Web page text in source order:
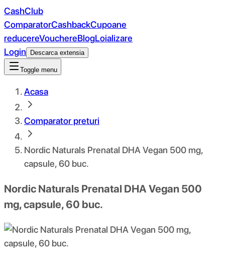
CashClub
ComparatorCashbackCupoane
reducereVouchereBlogLoializare
Login
Descarca extensia
Toggle menu
Acasa
Comparator preturi
Nordic Naturals Prenatal DHA Vegan 500 mg,
capsule, 60 buc.
Nordic Naturals Prenatal DHA Vegan 500
mg, capsule, 60 buc.